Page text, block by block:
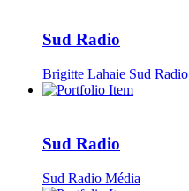
Sud Radio
Brigitte Lahaie Sud Radio
Sud Radio
Sud Radio Média